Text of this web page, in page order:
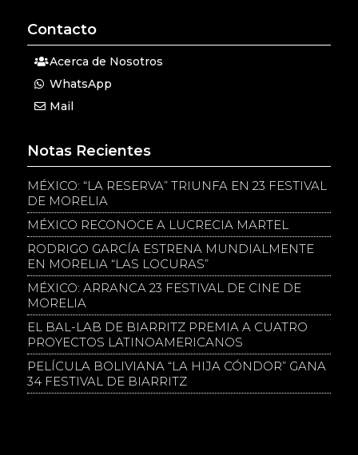
Contacto
Acerca de Nosotros
WhatsApp
Mail
Notas Recientes
MÉXICO: “LA RESERVA” TRIUNFA EN 23 FESTIVAL
DE MORELIA
MÉXICO RECONOCE A LUCRECIA MARTEL
RODRIGO GARCÍA ESTRENA MUNDIALMENTE
EN MORELIA “LAS LOCURAS”
MÉXICO: ARRANCA 23 FESTIVAL DE CINE DE
MORELIA
EL BAL-LAB DE BIARRITZ PREMIA A CUATRO
PROYECTOS LATINOAMERICANOS
PELÍCULA BOLIVIANA “LA HIJA CÓNDOR” GANA
34 FESTIVAL DE BIARRITZ